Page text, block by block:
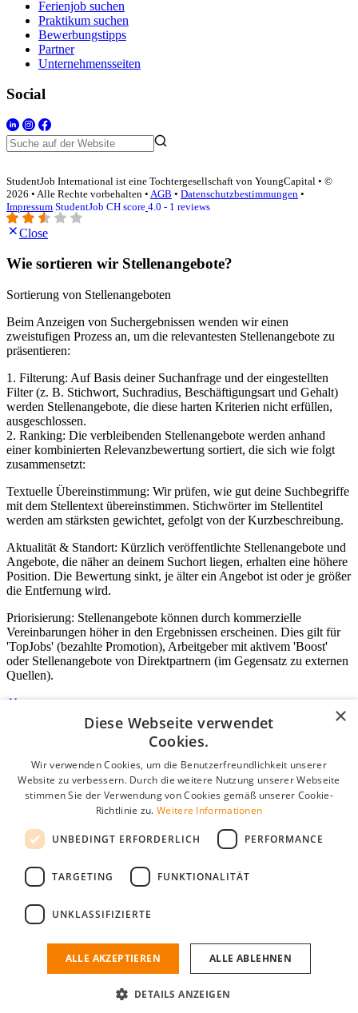
Ferienjob suchen
Praktikum suchen
Bewerbungstipps
Partner
Unternehmensseiten
Social
StudentJob International ist eine Tochtergesellschaft von YoungCapital • ©
2026 • Alle Rechte vorbehalten • AGB • Datenschutzbestimmungen •
Impressum StudentJob CH score 4.0 - 1 reviews
Close
Wie sortieren wir Stellenangebote?
Sortierung von Stellenangeboten
Beim Anzeigen von Suchergebnissen wenden wir einen
zweistufigen Prozess an, um die relevantesten Stellenangebote zu
präsentieren:
1. Filterung: Auf Basis deiner Suchanfrage und der eingestellten
Filter (z. B. Stichwort, Suchradius, Beschäftigungsart und Gehalt)
werden Stellenangebote, die diese harten Kriterien nicht erfüllen,
ausgeschlossen.
2. Ranking: Die verbleibenden Stellenangebote werden anhand
einer kombinierten Relevanzbewertung sortiert, die sich wie folgt
zusammensetzt:
Textuelle Übereinstimmung: Wir prüfen, wie gut deine Suchbegriffe
mit dem Stellentext übereinstimmen. Stichwörter im Stellentitel
werden am stärksten gewichtet, gefolgt von der Kurzbeschreibung.
Aktualität & Standort: Kürzlich veröffentlichte Stellenangebote und
Angebote, die näher an deinem Suchort liegen, erhalten eine höhere
Position. Die Bewertung sinkt, je älter ein Angebot ist oder je größer
die Entfernung wird.
Priorisierung: Stellenangebote können durch kommerzielle
Vereinbarungen höher in den Ergebnissen erscheinen. Dies gilt für
'TopJobs' (bezahlte Promotion), Arbeitgeber mit aktivem 'Boost'
oder Stellenangebote von Direktpartnern (im Gegensatz zu externen
Quellen).
Login für Unternehmen
E-Mail*
Passwort
Angemeldet bleiben
Passwort vergessen?
Kostenloses Unternehmensprofil
Wenn Sie sich registriert haben, können Sie ein Unternehmensprofil
passenden Mitarbeiter zu finden.
×
Diese Webseite verwendet
Cookies.
Wir verwenden Cookies, um die Benutzerfreundlichkeit unserer
Website zu verbessern. Durch die weitere Nutzung unserer Webseite
stimmen Sie der Verwendung von Cookies gemäß unserer Cookie-
Richtlinie zu. Weitere Informationen
UNBEDINGT ERFORDERLICH PERFORMANCE
TARGETING FUNKTIONALITÄT
UNKLASSIFIZIERTE
ALLE AKZEPTIEREN ALLE ABLEHNEN
DETAILS ANZEIGEN